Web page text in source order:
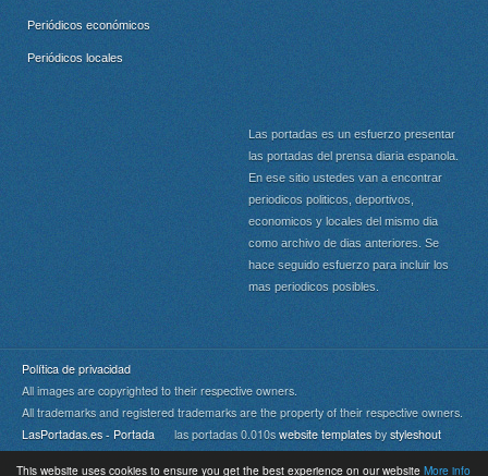
This website uses cookies to ensure you get the best experience on our website More info
Periódicos económicos
Periódicos locales
Las portadas es un esfuerzo presentar
las portadas del prensa diaria espanola.
En ese sitio ustedes van a encontrar
periodicos politicos, deportivos,
economicos y locales del mismo dia
como archivo de dias anteriores. Se
hace seguido esfuerzo para incluir los
mas periodicos posibles.
Política de privacidad
All images are copyrighted to their respective owners.
All trademarks and registered trademarks are the property of their respective owners.
LasPortadas.es - Portada las portadas 0.010swebsite templates by styleshout